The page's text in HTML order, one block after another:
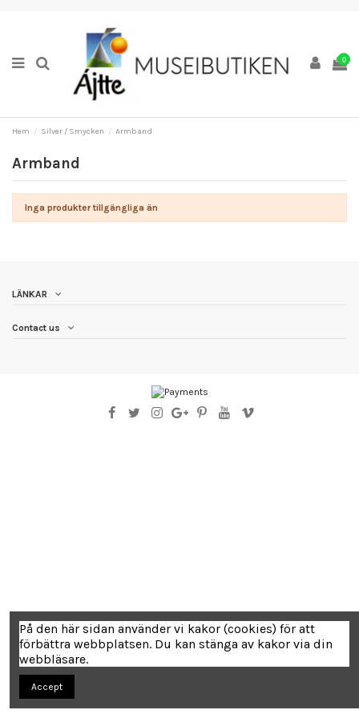
0
Hem Silver / Smycken Armband
Armband
Inga produkter tillgängliga än
LÄNKAR
Contact us
På den här sidan använder vi kakor (cookies) för att
förbättra webbplatsen. Du kan stänga av kakor via din
webbläsare.
Accept